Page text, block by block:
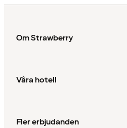
Om Strawberry
Våra hotell
Fler erbjudanden